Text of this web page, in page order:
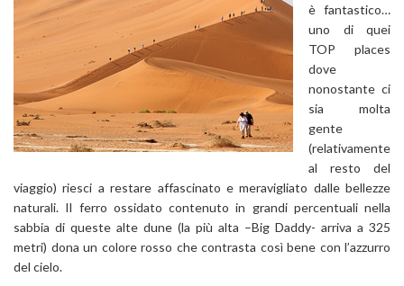
è fantastico…
uno di quei
TOP places
dove
nonostante ci
sia molta
gente
(relativamente
al resto del
viaggio) riesci a restare affascinato e meravigliato dalle bellezze
naturali. Il ferro ossidato contenuto in grandi percentuali nella
sabbia di queste alte dune (la più alta –Big Daddy- arriva a 325
metri) dona un colore rosso che contrasta così bene con l’azzurro
del cielo.